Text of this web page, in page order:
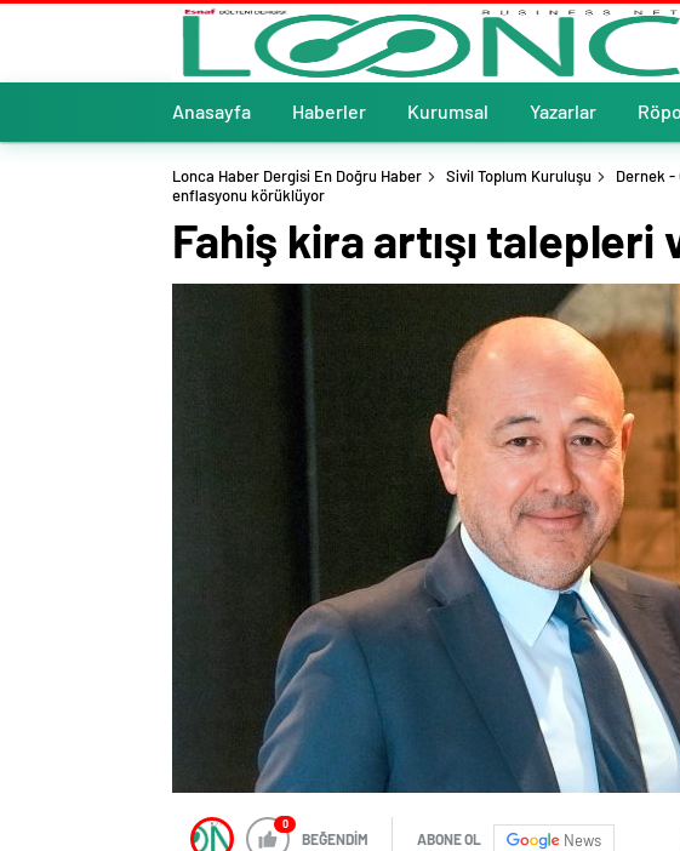
Anasayfa Haberler Kurumsal Yazarlar
Lonca Haber Dergisi En Doğru Haber Sivil Toplum Kuruluşu Dernek -
enflasyonu körüklüyor
Fahiş kira artışı
0
BEĞENDİM ABONE OL News